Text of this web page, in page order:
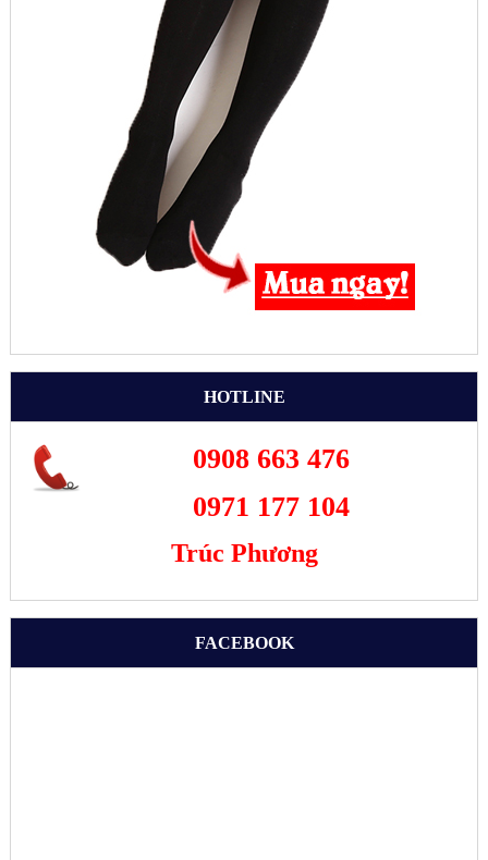
HOTLINE
0908 663 476
0971 177 104
Trúc Phương
FACEBOOK